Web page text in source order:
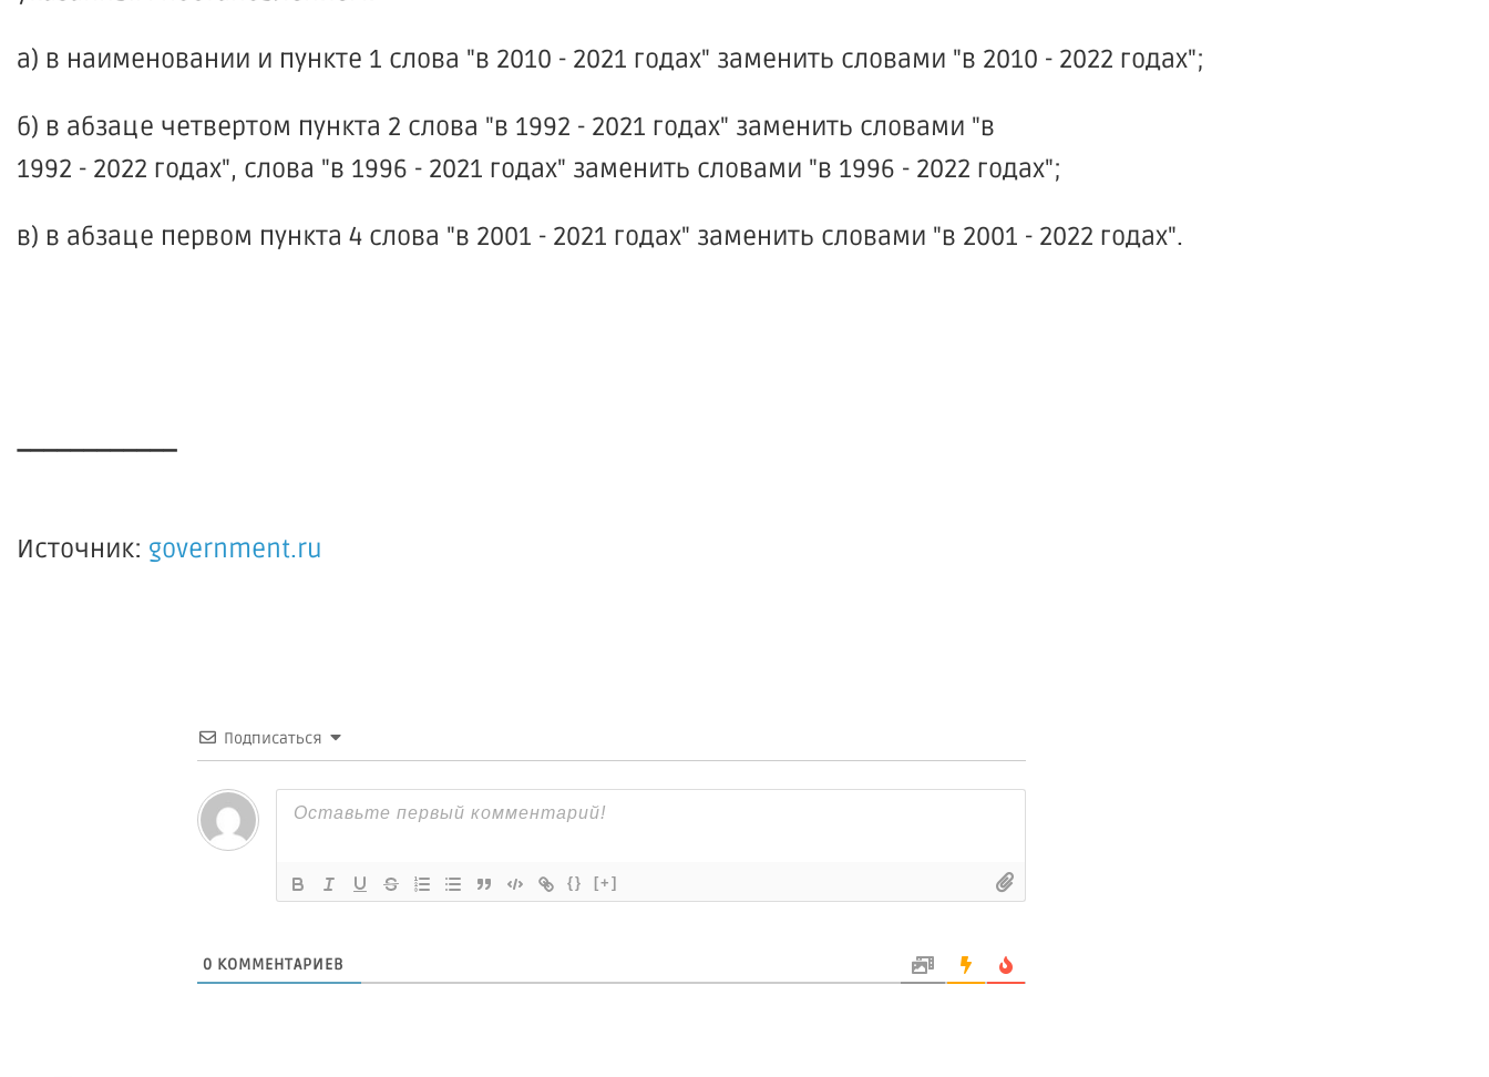
а) в наименовании и пункте 1 слова "в 2010 - 2021 годах" заменить словами "в 2010 - 2022 годах";
б) в абзаце четвертом пункта 2 слова "в 1992 - 2021 годах" заменить словами "в
1992 - 2022 годах", слова "в 1996 - 2021 годах" заменить словами "в 1996 - 2022 годах";
в) в абзаце первом пункта 4 слова "в 2001 - 2021 годах" заменить словами "в 2001 - 2022 годах".
Источник: government.ru
Подписаться
{} [+]
0 КОММЕНТАРИЕВ